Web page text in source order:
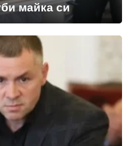
майка си